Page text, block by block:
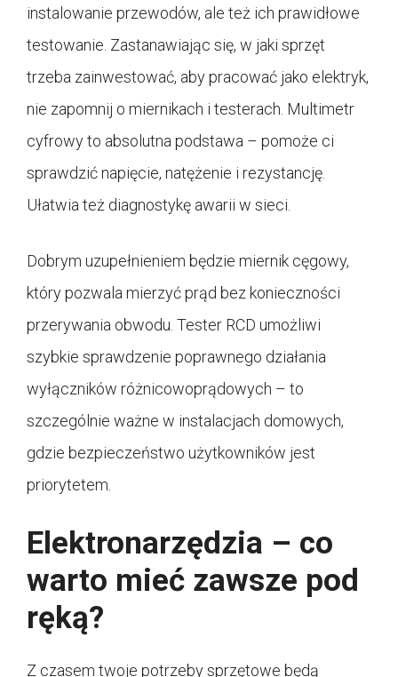
instalowanie przewodów, ale też ich prawidłowe
testowanie. Zastanawiając się, w jaki sprzęt
trzeba zainwestować, aby pracować jako elektryk,
nie zapomnij o miernikach i testerach. Multimetr
cyfrowy to absolutna podstawa – pomoże ci
sprawdzić napięcie, natężenie i rezystancję.
Ułatwia też diagnostykę awarii w sieci.
Dobrym uzupełnieniem będzie miernik cęgowy,
który pozwala mierzyć prąd bez konieczności
przerywania obwodu. Tester RCD umożliwi
szybkie sprawdzenie poprawnego działania
wyłączników różnicowoprądowych – to
szczególnie ważne w instalacjach domowych,
gdzie bezpieczeństwo użytkowników jest
priorytetem.
Elektronarzędzia – co
warto mieć zawsze pod
ręką?
Z czasem twoje potrzeby sprzętowe będą